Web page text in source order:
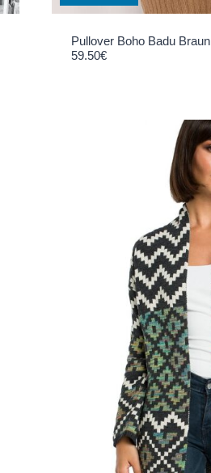
Pullover Boho Badu Braun
59.50€